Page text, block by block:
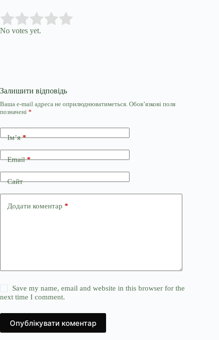
Rate this item:
No votes yet.
Залишити відповідь
Ваша e-mail адреса не оприлюднюватиметься. Обов’язкові поля
позначені *
Ім’я*
Email*
Сайт
Додати коментар *
Save my name, email and website in this browser for the
next time I comment.
Опублікувати коментар